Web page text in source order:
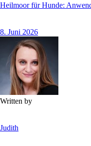
Heilmoor für Hunde:
8. Juni 2026
Written by
Judith